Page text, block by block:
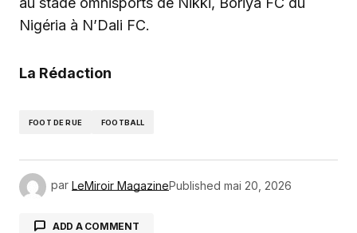
Nigéria à N’Dali FC.
La Rédaction
FOOT DE RUE FOOTBALL
par LeMiroir MagazinePublished mai 20, 2026
ADD A COMMENT